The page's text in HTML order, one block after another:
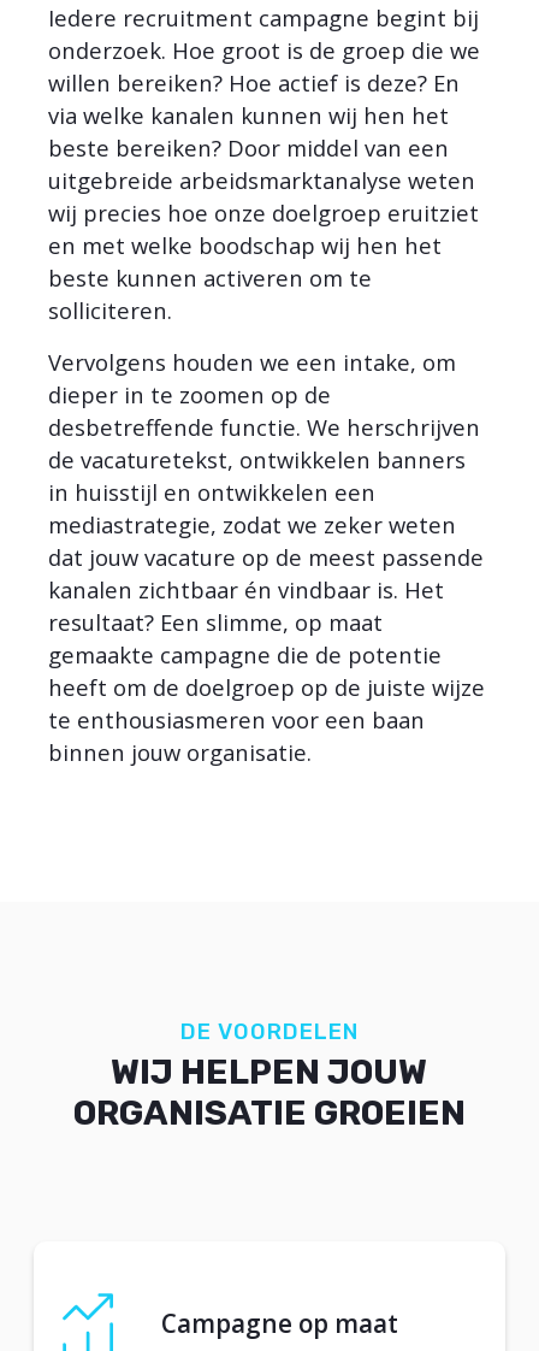
Iedere recruitment campagne begint bij
onderzoek. Hoe groot is de groep die we
willen bereiken? Hoe actief is deze? En
via welke kanalen kunnen wij hen het
beste bereiken? Door middel van een
uitgebreide arbeidsmarktanalyse weten
wij precies hoe onze doelgroep eruitziet
en met welke boodschap wij hen het
beste kunnen activeren om te
solliciteren.
Vervolgens houden we een intake, om
dieper in te zoomen op de
desbetreffende functie. We herschrijven
de vacaturetekst, ontwikkelen banners
in huisstijl en ontwikkelen een
mediastrategie, zodat we zeker weten
dat jouw vacature op de meest passende
kanalen zichtbaar én vindbaar is. Het
resultaat? Een slimme, op maat
gemaakte campagne die de potentie
heeft om de doelgroep op de juiste wijze
te enthousiasmeren voor een baan
binnen jouw organisatie.
DE VOORDELEN
WIJ HELPEN JOUW
ORGANISATIE GROEIEN
Campagne op maat